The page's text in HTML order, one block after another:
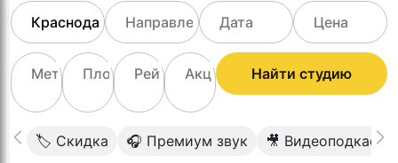
Найти студию
🏷 Скидка 🎧 Премиум звук 🎥 Видеоподкаст